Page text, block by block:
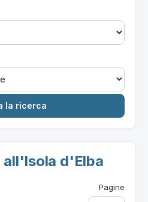
all'Isola d'Elba
Pagine